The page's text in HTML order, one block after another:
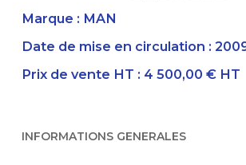
Marque : MAN
Date de mise en circulation :
Prix de vente HT : 4 500,00 € HT
INFORMATIONS GENERALES